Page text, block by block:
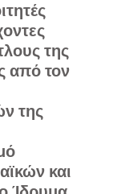
της
από τον
της
και